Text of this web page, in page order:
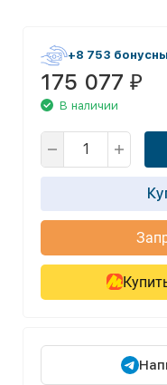
+8 753
175 077 ₽
В наличии